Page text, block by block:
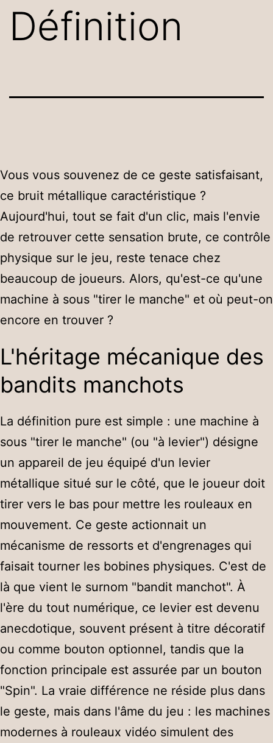
Définition
Vous vous souvenez de ce geste satisfaisant,
ce bruit métallique caractéristique ?
Aujourd'hui, tout se fait d'un clic, mais l'envie
de retrouver cette sensation brute, ce contrôle
physique sur le jeu, reste tenace chez
beaucoup de joueurs. Alors, qu'est-ce qu'une
machine à sous "tirer le manche" et où peut-on
encore en trouver ?
L'héritage mécanique des
bandits manchots
La définition pure est simple : une machine à
sous "tirer le manche" (ou "à levier") désigne
un appareil de jeu équipé d'un levier
métallique situé sur le côté, que le joueur doit
tirer vers le bas pour mettre les rouleaux en
mouvement. Ce geste actionnait un
mécanisme de ressorts et d'engrenages qui
faisait tourner les bobines physiques. C'est de
là que vient le surnom "bandit manchot". À
l'ère du tout numérique, ce levier est devenu
anecdotique, souvent présent à titre décoratif
ou comme bouton optionnel, tandis que la
fonction principale est assurée par un bouton
"Spin". La vraie différence ne réside plus dans
le geste, mais dans l'âme du jeu : les machines
modernes à rouleaux vidéo simulent des